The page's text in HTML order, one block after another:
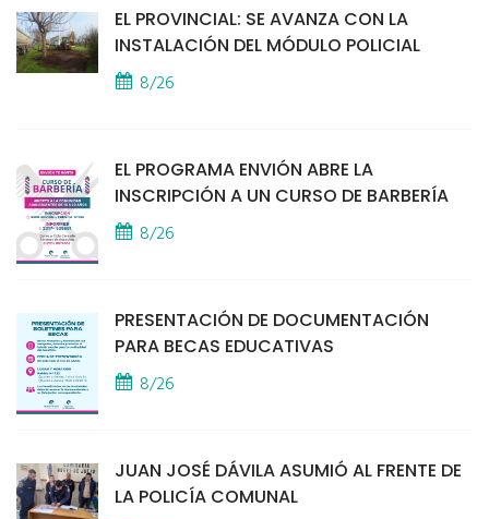
EL PROVINCIAL: SE AVANZA CON LA
INSTALACIÓN DEL MÓDULO POLICIAL
8/26
EL PROGRAMA ENVIÓN ABRE LA
INSCRIPCIÓN A UN CURSO DE BARBERÍA
8/26
PRESENTACIÓN DE DOCUMENTACIÓN
PARA BECAS EDUCATIVAS
8/26
JUAN JOSÉ DÁVILA ASUMIÓ AL FRENTE DE
LA POLICÍA COMUNAL